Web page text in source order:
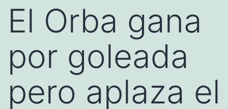
El Orba gana
por goleada
pero aplaza el